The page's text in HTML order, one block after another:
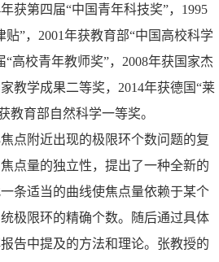
年获第四届“中国青年科技奖”， 1995
”， 2001年获教育部“中国高校科学
高校青年教师奖”， 2008年获国家杰
教学成果二等奖， 2014年获德国“莱
教育部自然科学一等奖。
点附近出现的极限环个数问题的复
点量的独立性，提出了一种全新的
条适当的曲线使焦点量依赖于某个
极限环的精确个数。随后通过具体
告中提及的方法和理论。张教授的